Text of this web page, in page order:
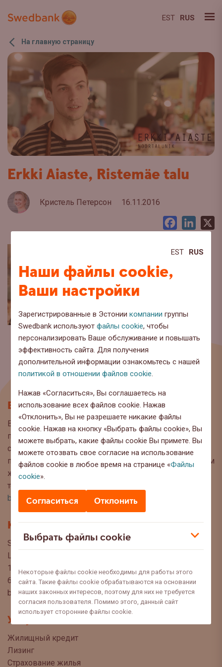
EST RUS
Наши файлы cookie,
Ваши настройки
Зарегистрированные в Эстониикомпании группы
Swedbank используютфайлы cookie, чтобы
персонализировать Ваше обслуживание и повышать
эффективность сайта. Для получения
дополнительной информации ознакомьтесь с нашей
политикой в отношении файлов cookie.
Нажав «Согласиться», Вы соглашаетесь на
использование всех файлов cookie. Нажав
«Отклонить», Вы не разрешаете никакие файлы
cookie. Нажав на кнопку «Выбрать файлы cookie», Вы
можете выбрать, какие файлы cookie Вы примете. Вы
можете отозвать свое согласие на использование
файлов cookie в любое время на странице «Файлы
cookie».
Согласиться Отклонить
Выбрать файлы cookie
Некоторые файлы cookie необходимы для работы этого
сайта. Такие файлы cookie обрабатываются на основании
наших законных интересов, поэтому для них не требуется
согласия пользователя. Помимо этого, данный сайт
использует сторонние файлы cookie.
EST RUS
На главную страницу
Erkki Aiaste, Ristemäe talu
Кристель Петерсон 16.11.2016
Facebook
Блог
Вы находитесь на странице блога Swedbank, где мы
публикуем интересную информацию и полезные
советы, чтобы Вы могли сделать осознанный выбор
при управлении своими финансами. Мы с нетерпением
ждём Ваших вопросов, предложений и мнений по
темам, которые Вы хотели бы прочитать в этом блоге:
blog@swedbank.ee.
Контакт
Swedbank AS
Liivalaia 34
15040 Tallinn, Estonia
6310 310
blogi@swedbank.ee
Услуги
Жилищный кредит
Лизинг
Страхование жилья